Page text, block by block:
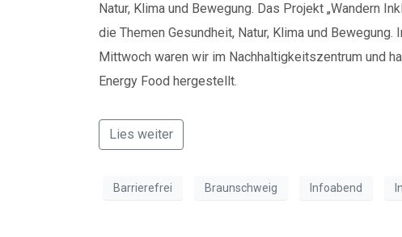
Natur, Klima und Bewegung. Das Projekt „Wandern
die Themen Gesundheit, Natur, Klima und
Mittwoch waren wir im Nachhaltigkeitszentrum und
Energy Food hergestellt.
Lies weiter
Barrierefrei Braunschweig Infoabend